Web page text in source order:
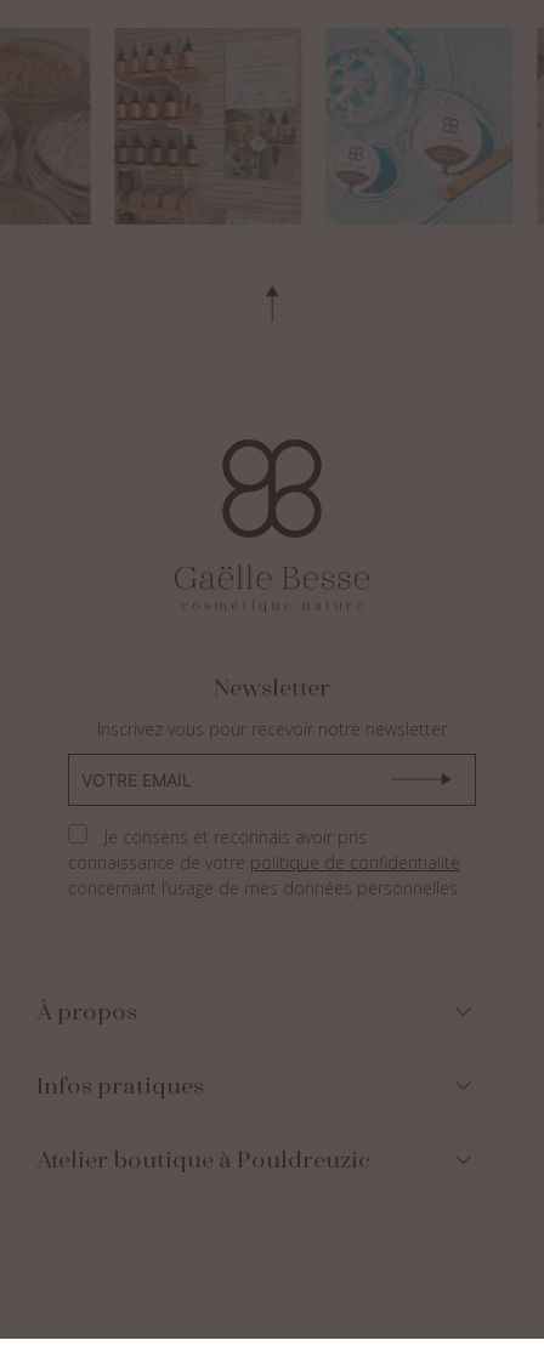
Newsletter
Inscrivez vous pour recevoir notre newsletter
Je consens et reconnais avoir pris
connaissance de votre politique de confidentialité
concernant l’usage de mes données personnelles.
À propos
Infos pratiques
Atelier boutique à Pouldreuzic